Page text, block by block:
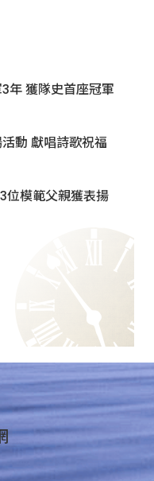
年 獲隊史首座冠軍
動 獻唱詩歌祝福
位模範父親獲表揚